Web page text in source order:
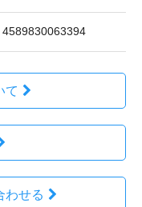
4589830063394
て
わせる